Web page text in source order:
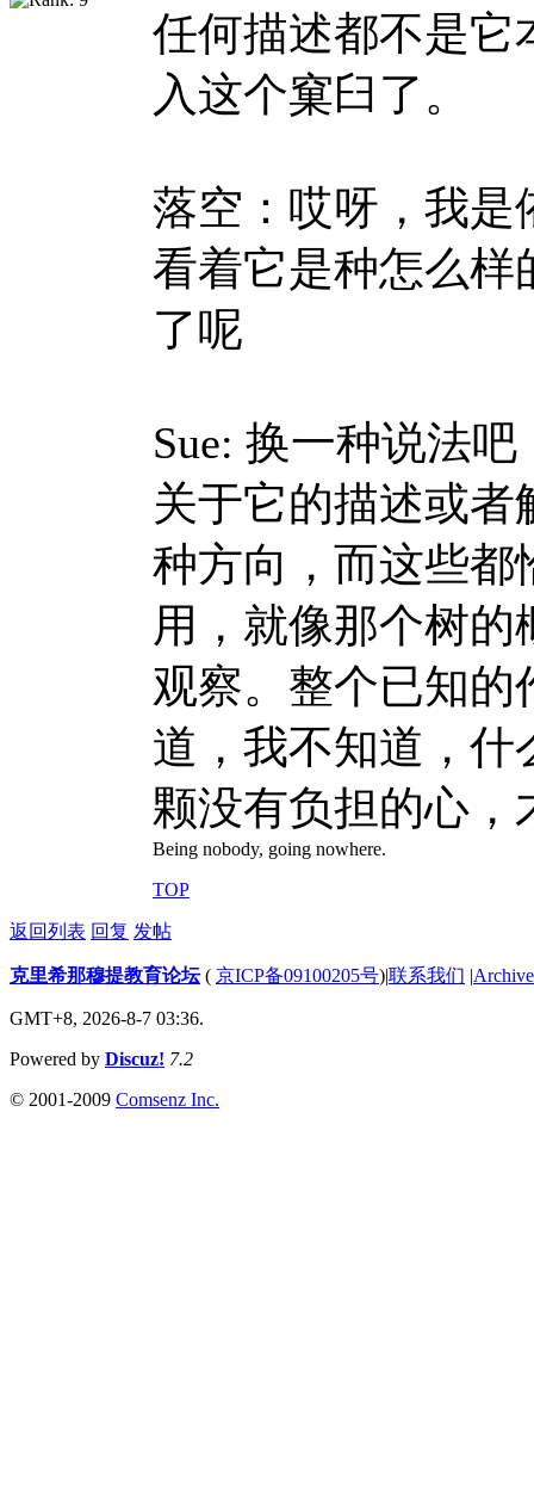
任何描述都不是它
入这个窠臼了。
落空：哎呀，我是
看着它是种怎么样
了呢
Sue: 换一种说法
关于它的描述或
种方向，而这些都
用，就像那个树
观察。整个已知的
道，我不知道，什
颗没有负担的心，
Being nobody, going nowhere.
TOP
返回列表 回复 发帖
克里希那穆提教育论坛( 京ICP备09100205号)|联系我们 |
GMT+8, 2026-8-7 03:36.
Powered by Discuz! 7.2
© 2001-2009 Comsenz Inc.